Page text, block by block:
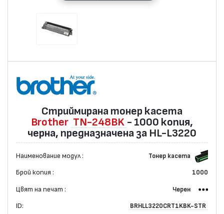
Стриймирана тонер касета
Brother TN-248BK - 1000 копия,
черна, предназначена за HL-L3220
Наименование модул : Тонер касета
Брой копия : 1000
Цвят на печат : Черен
ID: BRHLL3220CRT1KBK-STR